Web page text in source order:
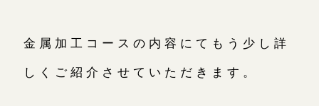
金属加工コースの内容にてもう少し詳
しくご紹介させていただきます。